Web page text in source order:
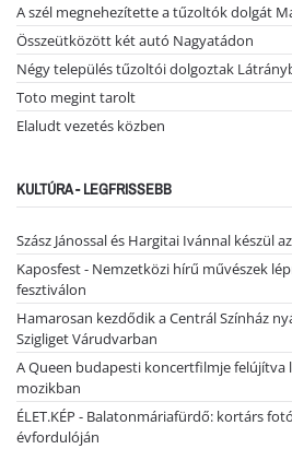
A szél megnehezítette a tűzoltók dolgát
Összeütközött két autó Nagyatádon
Négy település tűzoltói dolgoztak
Toto megint tarolt
Elaludt vezetés közben
KULTÚRA - LEGFRISSEBB
Szász Jánossal és Hargitai Ivánnal készül
Kaposfest - Nemzetközi hírű művészek
fesztiválon
Hamarosan kezdődik a Centrál Színház
Szigliget Várudvarban
A Queen budapesti koncertfilmje felújítva
mozikban
ÉLET.KÉP - Balatonmáriafürdő: kortárs
évfordulóján